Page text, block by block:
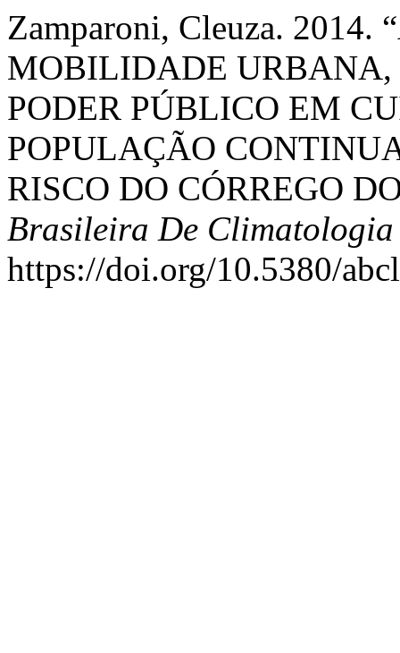
Zamparoni, Cleuza. 2014.
MOBILIDADE
PODER PÚBLICO EM
POPULAÇÃO
RISCO DO CÓRREGO
Brasileira De Climatologia
https://doi.org/10.5380/